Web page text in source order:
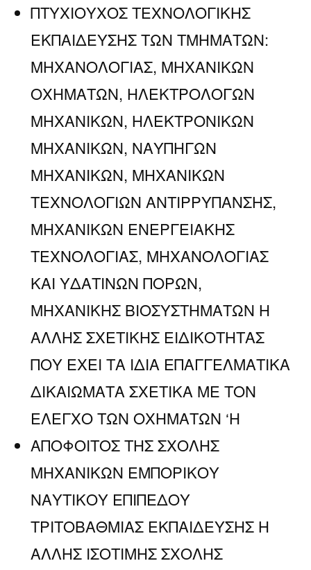
ΠΤΥΧΙΟΥΧΟΣ ΤΕΧΝΟΛΟΓΙΚΗΣ
ΕΚΠΑΙΔΕΥΣΗΣ ΤΩΝ ΤΜΗΜΑΤΩΝ:
ΜΗΧΑΝΟΛΟΓΙΑΣ, ΜΗΧΑΝΙΚΩΝ
ΟΧΗΜΑΤΩΝ, ΗΛΕΚΤΡΟΛΟΓΩΝ
ΜΗΧΑΝΙΚΩΝ, ΗΛΕΚΤΡΟΝΙΚΩΝ
ΜΗΧΑΝΙΚΩΝ, ΝΑΥΠΗΓΩΝ
ΜΗΧΑΝΙΚΩΝ, ΜΗΧΑΝΙΚΩΝ
ΤΕΧΝΟΛΟΓΙΩΝ ΑΝΤΙΡΡΥΠΑΝΣΗΣ,
ΜΗΧΑΝΙΚΩΝ ΕΝΕΡΓΕΙΑΚΗΣ
ΤΕΧΝΟΛΟΓΙΑΣ, ΜΗΧΑΝΟΛΟΓΙΑΣ
ΚΑΙ ΥΔΑΤΙΝΩΝ ΠΟΡΩΝ,
ΜΗΧΑΝΙΚΗΣ ΒΙΟΣΥΣΤΗΜΑΤΩΝ Η
ΑΛΛΗΣ ΣΧΕΤΙΚΗΣ ΕΙΔΙΚΟΤΗΤΑΣ
ΠΟΥ ΕΧΕΙ ΤΑ ΙΔΙΑ ΕΠΑΓΓΕΛΜΑΤΙΚΑ
ΔΙΚΑΙΩΜΑΤΑ ΣΧΕΤΙΚΑ ΜΕ ΤΟΝ
ΕΛΕΓΧΟ ΤΩΝ ΟΧΗΜΑΤΩΝ ‘Η
ΑΠΟΦΟΙΤΟΣ ΤΗΣ ΣΧΟΛΗΣ
ΜΗΧΑΝΙΚΩΝ ΕΜΠΟΡΙΚΟΥ
ΝΑΥΤΙΚΟΥ ΕΠΙΠΕΔΟΥ
ΤΡΙΤΟΒΑΘΜΙΑΣ ΕΚΠΑΙΔΕΥΣΗΣ Η
ΑΛΛΗΣ ΙΣΟΤΙΜΗΣ ΣΧΟΛΗΣ